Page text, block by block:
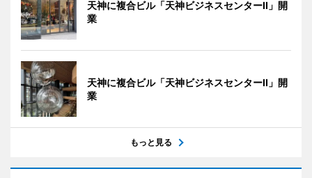
天神に複合ビル「天神ビジネスセンターII」開
業
天神に複合ビル「天神ビジネスセンターII」開
業
もっと見る